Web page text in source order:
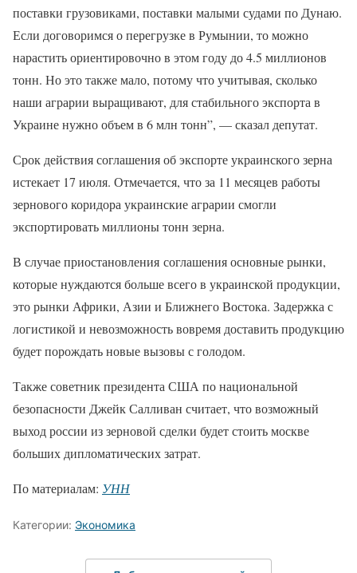
поставки грузовиками, поставки малыми судами по Дунаю.
Если договоримся о перегрузке в Румынии, то можно
нарастить ориентировочно в этом году до 4.5 миллионов
тонн. Но это также мало, потому что учитывая, сколько
наши аграрии выращивают, для стабильного экспорта в
Украине нужно объем в 6 млн тонн”, — сказал депутат.
Срок действия соглашения об экспорте украинского зерна
истекает 17 июля. Отмечается, что за 11 месяцев работы
зернового коридора украинские аграрии смогли
экспортировать миллионы тонн зерна.
В случае приостановления соглашения основные рынки,
которые нуждаются больше всего в украинской продукции,
это рынки Африки, Азии и Ближнего Востока. Задержка с
логистикой и невозможность вовремя доставить продукцию
будет порождать новые вызовы с голодом.
Также советник президента США по национальной
безопасности Джейк Салливан считает, что возможный
выход россии из зерновой сделки будет стоить москве
больших дипломатических затрат.
По материалам: УНН
Категории: Экономика